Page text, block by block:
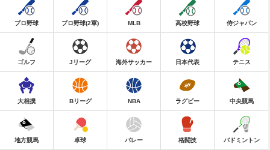
プロ野球 プロ野球(2軍) MLB 高校野球 侍ジャパン
ゴルフ Jリーグ 海外サッカー 日本代表 テニス
大相撲 Bリーグ NBA ラグビー 中央競馬
地方競馬 卓球 バレー 格闘技 バドミントン